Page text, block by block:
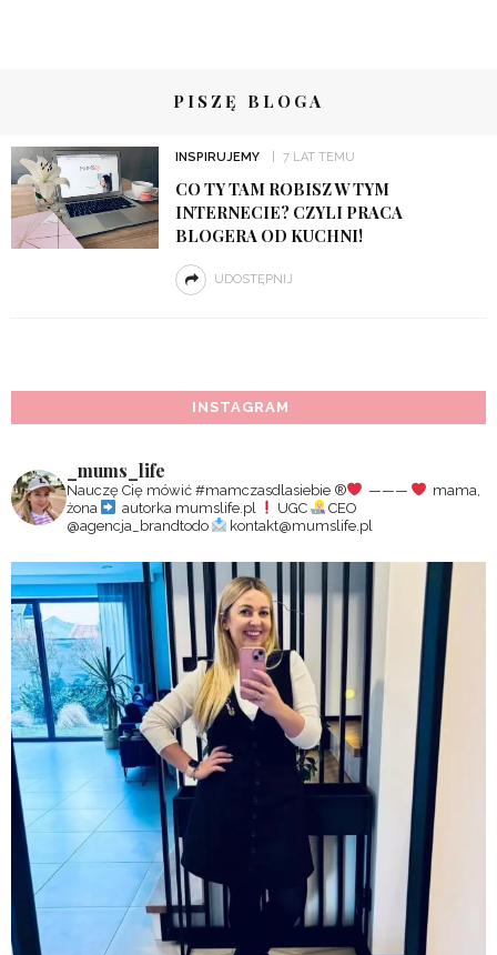
PISZĘ BLOGA
INSPIRUJEMY 7 LAT TEMU
CO TY TAM ROBISZ W TYM
INTERNECIE? CZYLI PRACA
BLOGERA OD KUCHNI!
UDOSTĘPNIJ
INSTAGRAM
_mums_life
Nauczę Cię mówić #mamczasdlasiebie ®️ ———
mama,
żona
autorka mumslife.pl UGC
CEO
@agencja_brandtodo
kontakt@mumslife.pl